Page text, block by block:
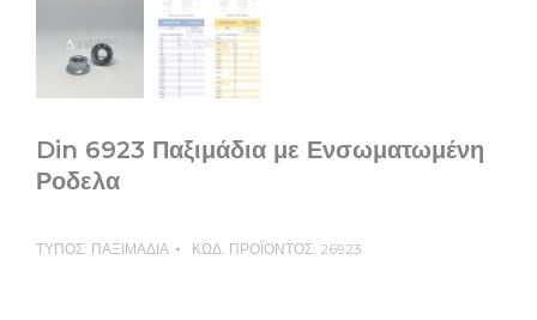
Din 6923 Παξιμάδια με Ενσωματωμένη
Ροδελα
ΤΥΠΟΣ: ΠΑΞΙΜΑΔΙΑ ΚΩΔ. ΠΡΟΪΟΝΤΟΣ: 26923